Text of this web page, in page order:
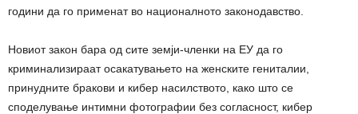
години да го применат во националното законодавство.
Новиот закон бара од сите земји-членки на ЕУ да го
криминализираат осакатувањето на женските гениталии,
принудните бракови и кибер насилството, како што се
споделување интимни фотографии без согласност, кибер